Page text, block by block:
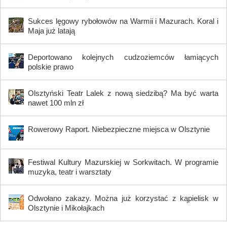
Sukces lęgowy rybołowów na Warmii i Mazurach. Koral i
Maja już latają
Deportowano kolejnych cudzoziemców łamiących
polskie prawo
Olsztyński Teatr Lalek z nową siedzibą? Ma być warta
nawet 100 mln zł
Rowerowy Raport. Niebezpieczne miejsca w Olsztynie
Festiwal Kultury Mazurskiej w Sorkwitach. W programie
muzyka, teatr i warsztaty
Odwołano zakazy. Można już korzystać z kąpielisk w
Olsztynie i Mikołajkach